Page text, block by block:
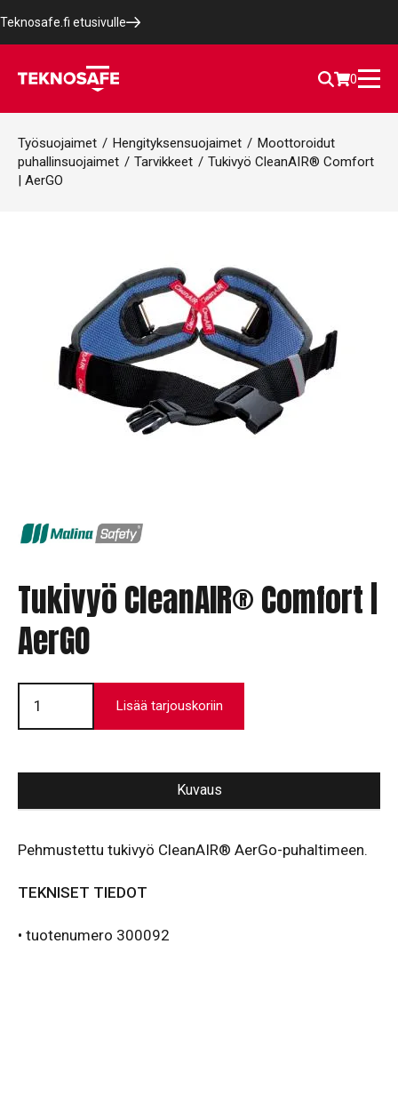
Teknosafe.fi etusivulle
0
Työsuojaimet / Hengityksensuojaimet / Moottoroidut
puhallinsuojaimet / Tarvikkeet / Tukivyö CleanAIR® Comfort
| AerGO
Tukivyö CleanAIR® Comfort |
AerGO
Tukivyö
CleanAIR®
Comfort
|
Lisää tarjouskoriin
Kuvaus
Pehmustettu tukivyö CleanAIR® AerGo-puhaltimeen.
TEKNISET TIEDOT
• tuotenumero 300092